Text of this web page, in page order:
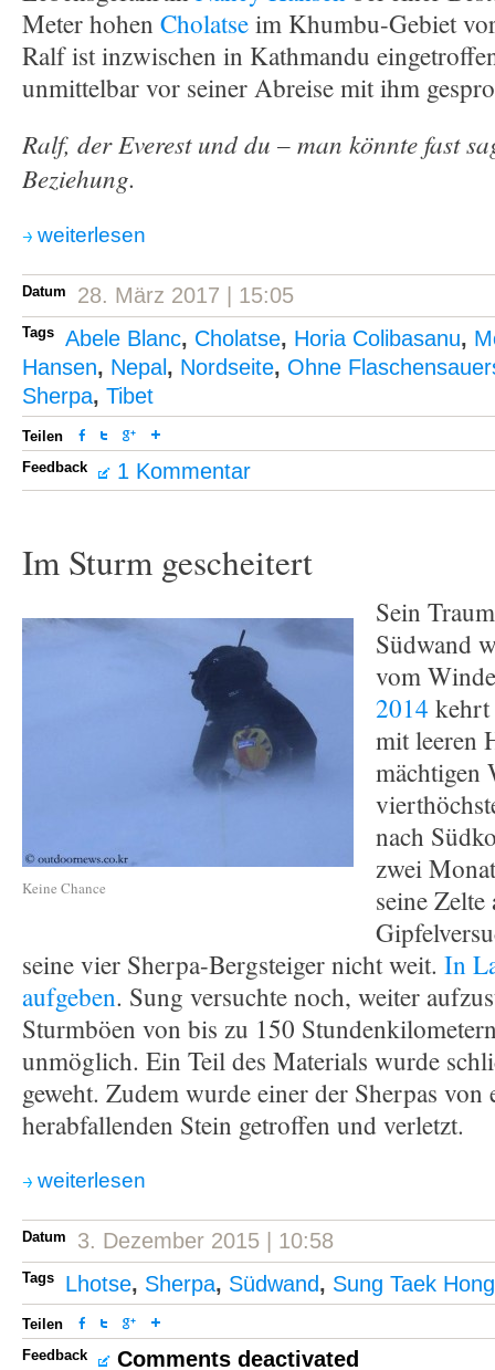
Meter hohen Cholatseim Khumbu-Gebiet
Ralf ist inzwischen in Kathmandu
unmittelbar vor seiner Abreise mit ihm
Ralf, der Everest und du – man könnte fast
Beziehung.
weiterlesen
Datum 28. März 2017 | 15:05
Tags Abele Blanc, Cholatse, Horia Colibasanu,
Hansen, Nepal , Nordseite, Ohne
Sherpa, Tibet
Teilen
Feedback
1 Kommentar
Im Sturm gescheitert
Keine Chance
Sein
Südwand
vom
2014 kehrt
mit leeren
mächtigen
nach
zwei
seine
seine vier Sherpa-Bergsteiger nicht weit. In
aufgeben. Sung versuchte noch, weiter
Sturmböen von bis zu 150
unmöglich. Ein Teil des Materials wurde
geweht. Zudem wurde einer der Sherpas von
herabfallenden Stein getroffen und verletzt.
weiterlesen
Datum 3. Dezember 2015 | 10:58
Tags Lhotse, Sherpa, Südwand, Sung Taek Hong
Teilen
Feedback
Comments deactivated